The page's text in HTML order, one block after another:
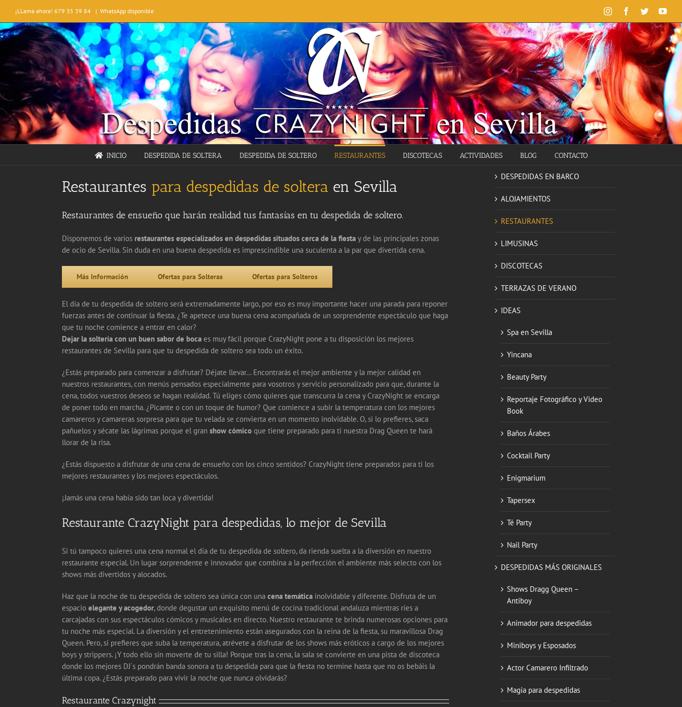
contenido
¡LLama ahora! 679 35 39 84 | WhatsApp disponible InstagramFacebook
Twitter
INICIO DESPEDIDA DE SOLTERA DESPEDIDA DE SOLTERO RESTAURANTES DISCOTECAS ACTIVIDADES BLOG CONTACTO
Restaurantes para despedidas de soltera en Sevilla
Restaurantes de ensueño que harán realidad tus fantasías en tu despedida de soltero.
Disponemos de varios restaurantes especializados en despedidas situados cerca de la fiesta y de las principales zonas
de ocio de Sevilla. Sin duda en una buena despedida es imprescindible una suculenta a la par que divertida cena.
Más Información Ofertas para Solteras Ofertas para Solteros
El día de tu despedida de soltero será extremadamente largo, por eso es muy importante hacer una parada para reponer
fuerzas antes de continuar la fiesta. ¿Te apetece una buena cena acompañada de un sorprendente espectáculo que haga
que tu noche comience a entrar en calor?
Dejar la soltería con un buen sabor de boca es muy fácil porque CrazyNight pone a tu disposición los mejores
restaurantes de Sevilla para que tu despedida de soltero sea todo un éxito.
¿Estás preparado para comenzar a disfrutar? Déjate llevar… Encontrarás el mejor ambiente y la mejor calidad en
nuestros restaurantes, con menús pensados especialmente para vosotros y servicio personalizado para que, durante la
cena, todos vuestros deseos se hagan realidad. Tú eliges cómo quieres que transcurra la cena y CrazyNight se encarga
de poner todo en marcha. ¿Picante o con un toque de humor? Que comience a subir la temperatura con los mejores
camareros y camareras sorpresa para que tu velada se convierta en un momento inolvidable. O, si lo prefieres, saca
pañuelos y sécate las lágrimas porque el gran show cómico que tiene preparado para ti nuestra Drag Queen te hará
llorar de la risa.
¿Estás dispuesto a disfrutar de una cena de ensueño con los cinco sentidos? CrazyNight tiene preparados para ti los
mejores restaurantes y los mejores espectáculos.
¡Jamás una cena había sido tan loca y divertida!
Restaurante CrazyNight para despedidas, lo mejor de Sevilla
Si tú tampoco quieres una cena normal el día de tu despedida de soltero, da rienda suelta a la diversión en nuestro
restaurante especial. Un lugar sorprendente e innovador que combina a la perfección el ambiente más selecto con los
shows más divertidos y alocados.
Haz que la noche de tu despedida de soltero sea única con una cena temática inolvidable y diferente. Disfruta de un
espacio elegante y acogedor, donde degustar un exquisito menú de cocina tradicional andaluza mientras ríes a
carcajadas con sus espectáculos cómicos y musicales en directo. Nuestro restaurante te brinda numerosas opciones para
tu noche más especial. La diversión y el entretenimiento están asegurados con la reina de la fiesta, su maravillosa Drag
Queen. Pero, si prefieres que suba la temperatura, atrévete a disfrutar de los shows más eróticos a cargo de los mejores
boys y strippers. ¡Y todo ello sin moverte de tu silla! Porque tras la cena, la sala se convierte en una pista de discoteca
donde los mejores DJ´s pondrán banda sonora a tu despedida para que la fiesta no termine hasta que no os bebáis la
última copa. ¿Estás preparado para vivir la noche que nunca olvidarás?
Restaurante Crazynight
DESPEDIDAS EN BARCO
ALOJAMIENTOS
RESTAURANTES
LIMUSINAS
DISCOTECAS
TERRAZAS DE VERANO
IDEAS
Spa en Sevilla
Yincana
Beauty Party
Reportaje Fotográfico y Video
Book
Baños Árabes
Cocktail Party
Enigmarium
Tapersex
Té Party
Nail Party
DESPEDIDAS MÁS ORIGINALES
Shows Dragg Queen –
Antiboy
Animador para despedidas
Miniboys y Esposados
Actor Camarero Infiltrado
Magia para despedidas